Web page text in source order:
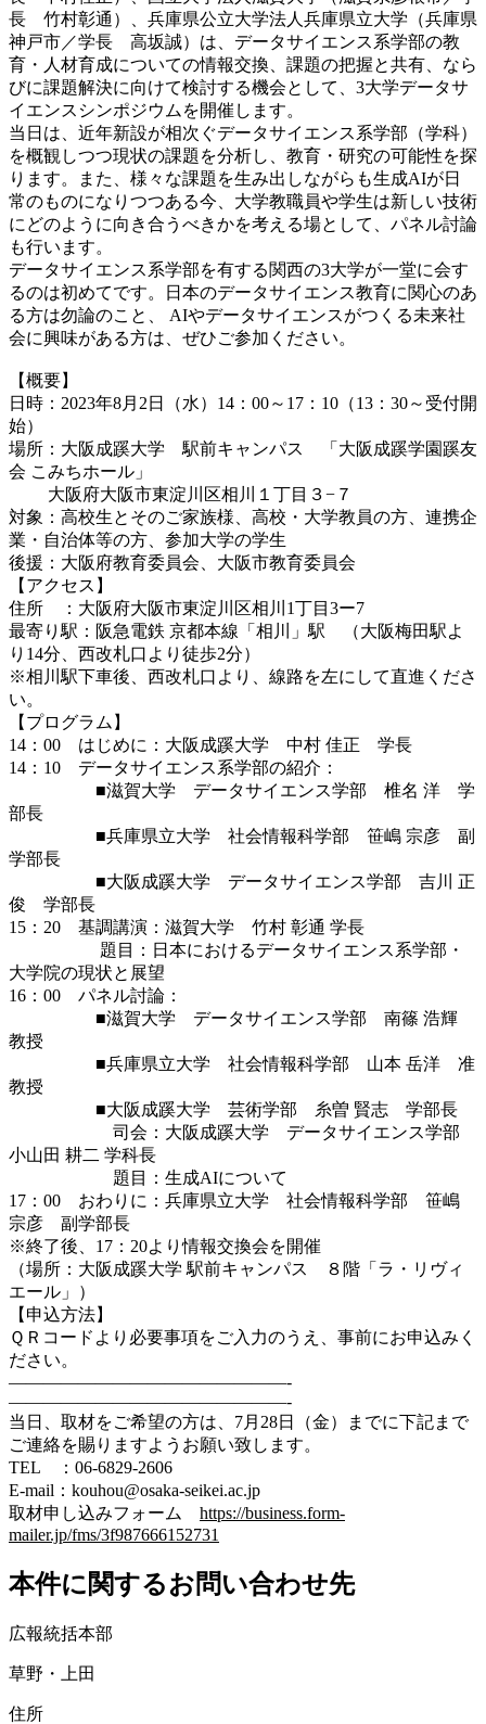
長 竹村彰通）、兵庫県公立大学法人兵庫県立大学（兵庫県
神戸市／学長 高坂誠）は、データサイエンス系学部の教
育・人材育成についての情報交換、課題の把握と共有、なら
びに課題解決に向けて検討する機会として、3大学データサ
イエンスシンポジウムを開催します。
当日は、近年新設が相次ぐデータサイエンス系学部（学科）
を概観しつつ現状の課題を分析し、教育・研究の可能性を探
ります。また、様々な課題を生み出しながらも生成AIが日
常のものになりつつある今、大学教職員や学生は新しい技術
にどのように向き合うべきかを考える場として、パネル討論
も行います。
データサイエンス系学部を有する関西の3大学が一堂に会す
るのは初めてです。
日本のデータサイエンス教育に関心のあ
る方は勿論のこと、 AIやデータサイエンスがつくる未来社
会に興味がある方は、ぜひご参加ください。
【概要】
日時：2023年8月2日（水）14：00～17：10（13：30～受付開
始）
場所：大阪成蹊大学 駅前キャンパス 「大阪成蹊学園蹊友
会 こみちホール」
大阪府大阪市東淀川区相川１丁目３−７
対象：高校生とそのご家族様、高校・大学教員の方、連携企
業・自治体等の方、参加大学の学生
後援：大阪府教育委員会、大阪市教育委員会
【アクセス】
住所 ：大阪府大阪市東淀川区相川1丁目3ー7
最寄り駅：阪急電鉄 京都本線「相川」駅 （大阪梅田駅よ
り14分、西改札口より徒歩2分）
※相川駅下車後、西改札口より、線路を左にして直進くださ
い。
【プログラム】
14：00 はじめに：大阪成蹊大学 中村 佳正 学長
14：10 データサイエンス系学部の紹介：
■滋賀大学 データサイエンス学部 椎名 洋 学
部長
■兵庫県立大学 社会情報科学部 笹嶋 宗彦 副
学部長
■大阪成蹊大学 データサイエンス学部 吉川 正
俊 学部長
15：20 基調講演：滋賀大学 竹村 彰通 学長
題目：日本におけるデータサイエンス系学部・
大学院の現状と展望
16：00 パネル討論：
■滋賀大学 データサイエンス学部 南篠 浩輝
教授
■兵庫県立大学 社会情報科学部 山本 岳洋 准
教授
■大阪成蹊大学 芸術学部 糸曽 賢志 学部長
司会：大阪成蹊大学 データサイエンス学部
小山田 耕二 学科長
題目：生成AIについて
17：00 おわりに：兵庫県立大学 社会情報科学部 笹嶋
宗彦 副学部長
※終了後、17：20より情報交換会を開催
（場所：大阪成蹊大学 駅前キャンパス ８階「ラ・リヴィ
エール」）
【申込方法】
ＱＲコードより必要事項をご入力のうえ、事前にお申込みく
ださい。
————————————————-
————————————————-
当日、取材をご希望の方は、7月28日（金）までに下記まで
ご連絡を賜りますようお願い致します。
TEL ：06-6829-2606
E-mail：kouhou@osaka-seikei.ac.jp
取材申し込みフォーム https://business.form-
mailer.jp/fms/3f987666152731
本件に関するお問い合わせ先
広報統括本部
草野・上田
住所